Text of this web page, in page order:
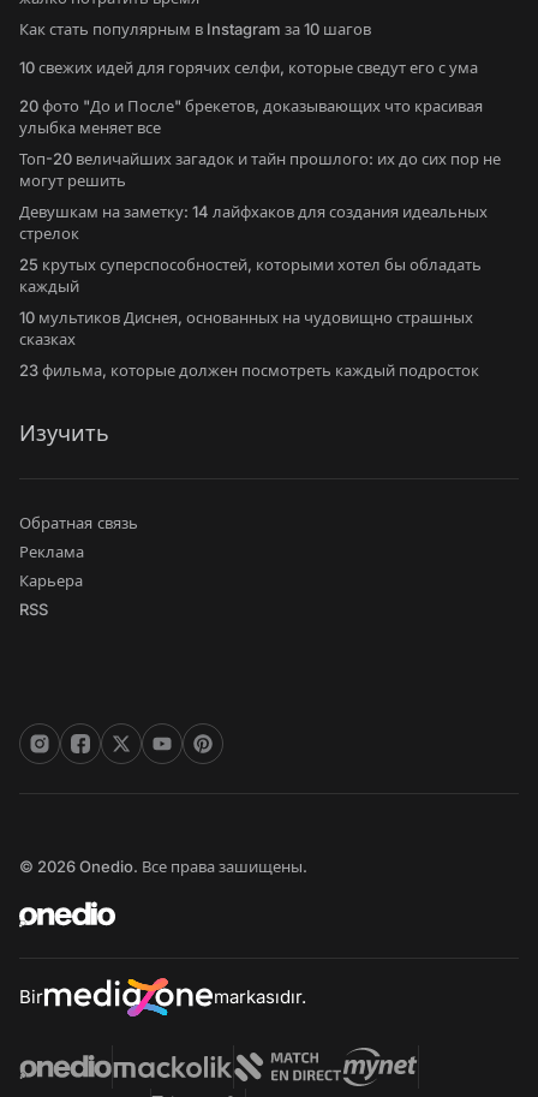
Как стать популярным в Instagram за 10 шагов
10 свежих идей для горячих селфи, которые сведут его с ума
20 фото "До и После" брекетов, доказывающих что красивая
улыбка меняет все
Топ-20 величайших загадок и тайн прошлого: их до сих пор не
могут решить
Девушкам на заметку: 14 лайфхаков для создания идеальных
стрелок
25 крутых суперспособностей, которыми хотел бы обладать
каждый
10 мультиков Диснея, основанных на чудовищно страшных
сказках
23 фильма, которые должен посмотреть каждый подросток
Изучить
Обратная связь
Реклама
Карьера
RSS
© 2026 Onedio. Все права зашищены.
Bir markasıdır.